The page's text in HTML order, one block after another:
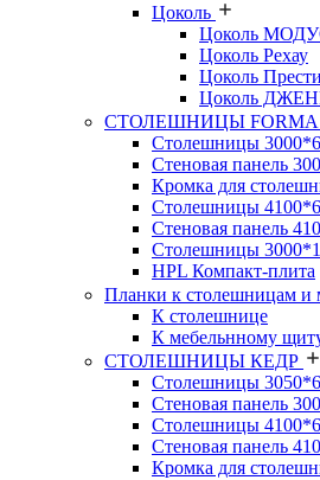
Цоколь
Цоколь
Цоколь Рехау
Цоколь
Цоколь
СТОЛЕШНИЦЫ FORMA
Столешницы
Стеновая панель
Кромка для
Столешницы
Стеновая панель
Столешницы
HPL Компакт-плита
Планки к столешницам и
К столешнице
К мебельнному
СТОЛЕШНИЦЫ КЕДР
Столешницы
Стеновая панель
Столешницы
Стеновая панель
Кромка для